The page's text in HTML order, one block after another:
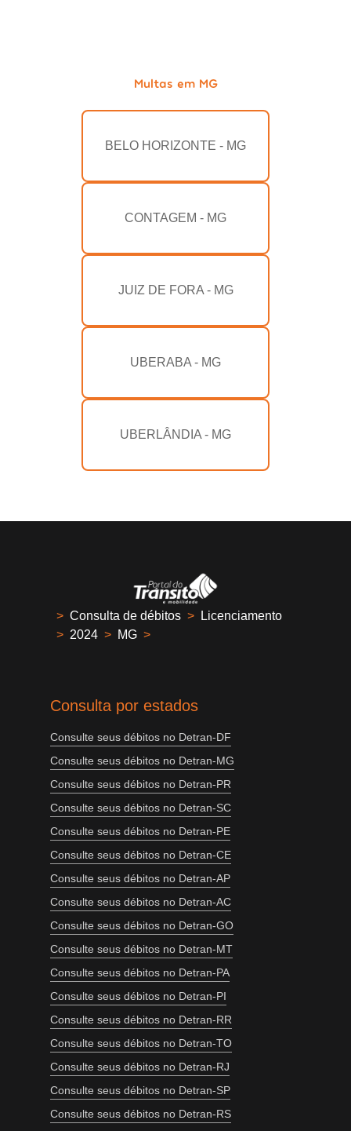
Multas em MG
BELO HORIZONTE - MG
CONTAGEM - MG
JUIZ DE FORA - MG
UBERABA - MG
UBERLÂNDIA - MG
> Consulta de débitos >
Licenciamento
> 2024 > MG >
Consulta por estados
Consulte seus débitos no Detran-DF
Consulte seus débitos no Detran-MG
Consulte seus débitos no Detran-PR
Consulte seus débitos no Detran-SC
Consulte seus débitos no Detran-PE
Consulte seus débitos no Detran-CE
Consulte seus débitos no Detran-AP
Consulte seus débitos no Detran-AC
Consulte seus débitos no Detran-GO
Consulte seus débitos no Detran-MT
Consulte seus débitos no Detran-PA
Consulte seus débitos no Detran-PI
Consulte seus débitos no Detran-RR
Consulte seus débitos no Detran-TO
Consulte seus débitos no Detran-RJ
Consulte seus débitos no Detran-SP
Consulte seus débitos no Detran-RS